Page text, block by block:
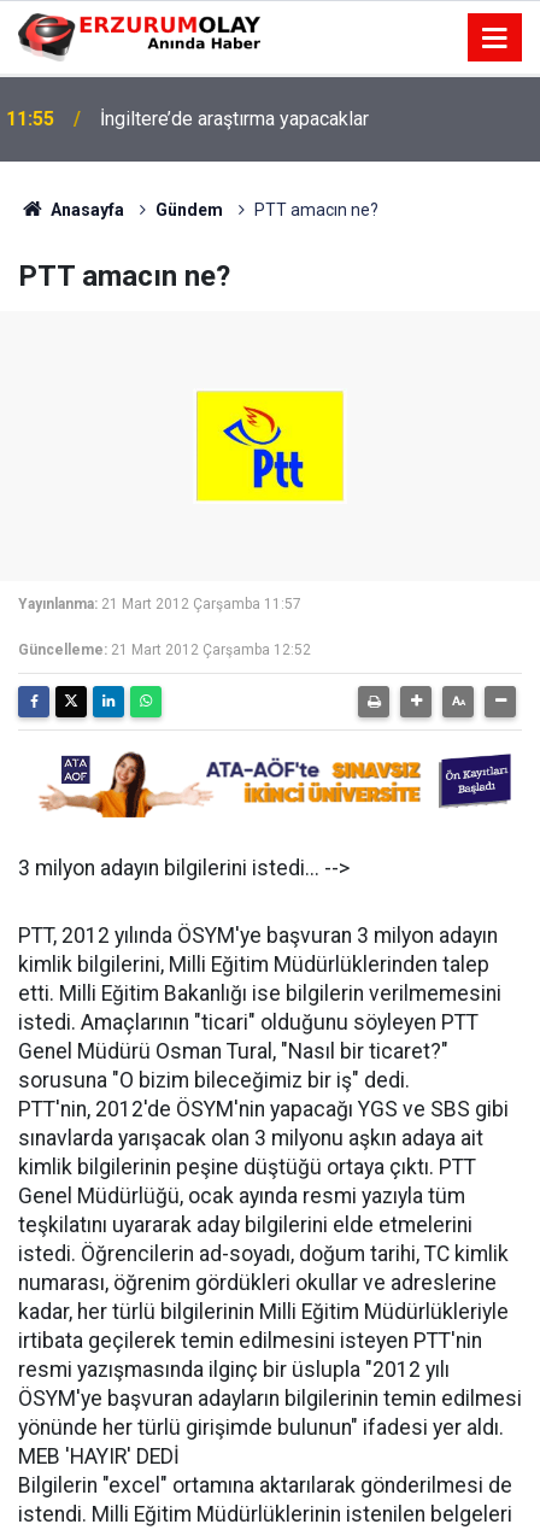
11:55 İngiltere’de araştırma yapacaklar
Anasayfa Gündem PTT amacın ne?
PTT amacın ne?
Yayınlanma: 21 Mart 2012 Çarşamba 11:57
Güncelleme: 21 Mart 2012 Çarşamba 12:52
3 milyon adayın bilgilerini istedi... -->
PTT, 2012 yılında ÖSYM'ye başvuran 3 milyon adayın
kimlik bilgilerini, Milli Eğitim Müdürlüklerinden talep
etti. Milli Eğitim Bakanlığı ise bilgilerin verilmemesini
istedi. Amaçlarının "ticari" olduğunu söyleyen PTT
Genel Müdürü Osman Tural, "Nasıl bir ticaret?"
sorusuna "O bizim bileceğimiz bir iş" dedi.
PTT'nin, 2012'de ÖSYM'nin yapacağı YGS ve SBS gibi
sınavlarda yarışacak olan 3 milyonu aşkın adaya ait
kimlik bilgilerinin peşine düştüğü ortaya çıktı. PTT
Genel Müdürlüğü, ocak ayında resmi yazıyla tüm
teşkilatını uyararak aday bilgilerini elde etmelerini
istedi. Öğrencilerin ad-soyadı, doğum tarihi, TC kimlik
numarası, öğrenim gördükleri okullar ve adreslerine
kadar, her türlü bilgilerinin Milli Eğitim Müdürlükleriyle
irtibata geçilerek temin edilmesini isteyen PTT'nin
resmi yazışmasında ilginç bir üslupla "2012 yılı
ÖSYM'ye başvuran adayların bilgilerinin temin edilmesi
yönünde her türlü girişimde bulunun" ifadesi yer aldı.
MEB 'HAYIR' DEDİ
Bilgilerin "excel" ortamına aktarılarak gönderilmesi de
istendi. Milli Eğitim Müdürlüklerinin istenilen belgeleri